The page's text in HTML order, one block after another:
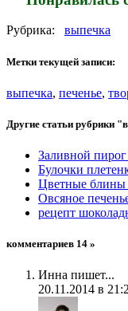
Рубрика: выпечка
Метки текущей записи:
выпечка, печенье,
Другие статьи рубрики
Заливной
Булочки
Цветные блины
Овсяное
рецепт
комментариев 14 »
Инна пишет...
20.11.2014 в